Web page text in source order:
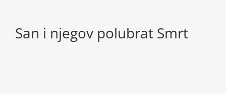
San i njegov polubrat Smrt